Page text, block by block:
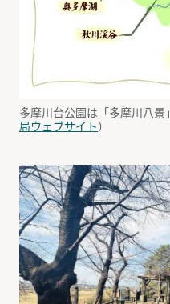
多摩川台公園は「多摩川八景
局ウェブサイト）